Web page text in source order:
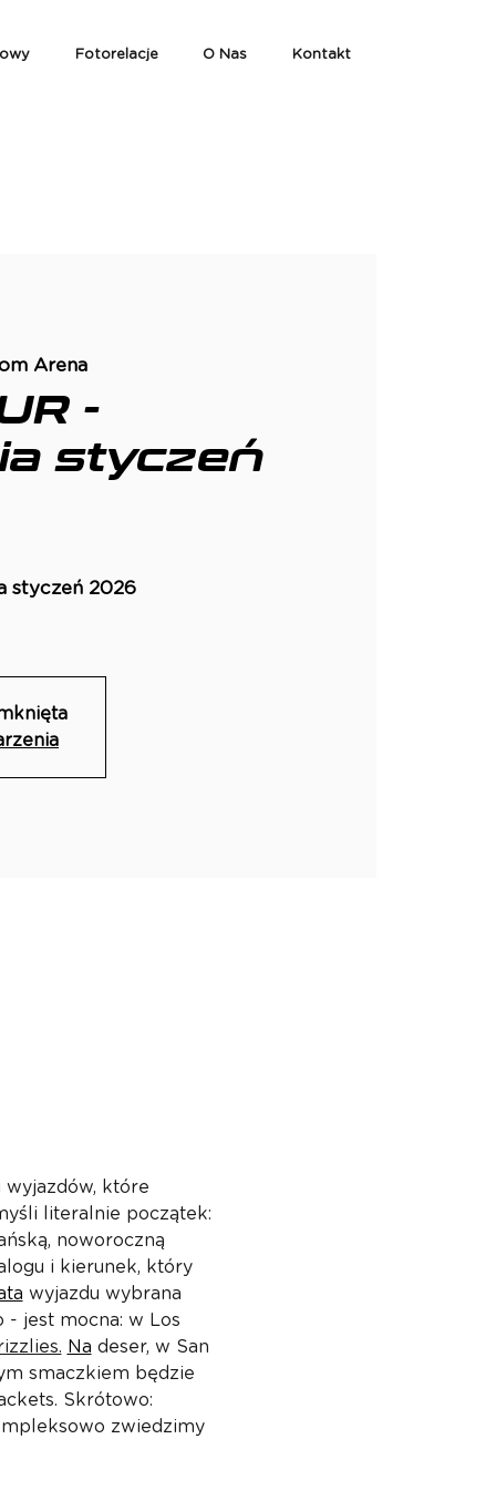
Fotorelacje O Nas Kontakt
Arena
-
styczeń
styczeń 2026
wyjazdów, które
literalnie początek:
noworoczną
i kierunek, który
wyjazdu wybrana
jest mocna: w Los
Na deser, w San
smaczkiem będzie
Skrótowo:
zwiedzimy